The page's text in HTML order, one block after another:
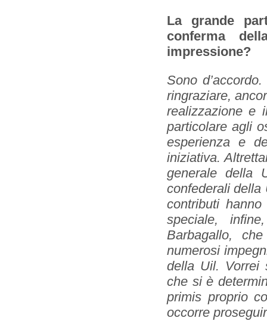
La grande
conferma
impressione?
Sono
ringraziare,
realizzazione e
particolare agli
esperienza e
iniziativa.
generale della
confederali della
contributi
speciale,
Barbagallo,
numerosi
della Uil. Vorrei
che si è
primis proprio
occorre